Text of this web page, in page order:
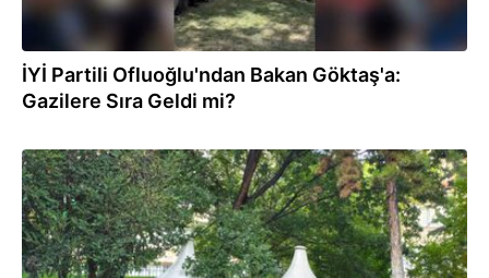
İYİ Partili Ofluoğlu'ndan Bakan Göktaş'a:
Gazilere Sıra Geldi mi?
21.07.2026